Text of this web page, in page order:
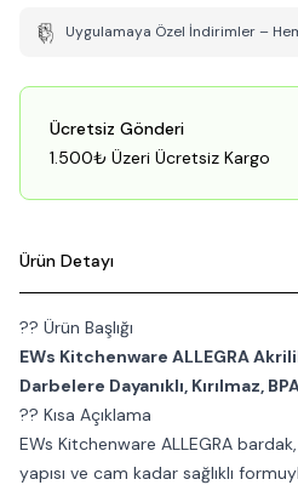
Uygulamaya Özel İndirimler –
Ücretsiz Gönderi
1.500₺ Üzeri Ücretsiz Kargo
Ürün Detayı
?? Ürün Başlığı
EWs Kitchenware ALLEGRA
Darbelere Dayanıklı, Kırılmaz,
?? Kısa Açıklama
EWs Kitchenware ALLEGRA
yapısı ve cam kadar sağlıklı